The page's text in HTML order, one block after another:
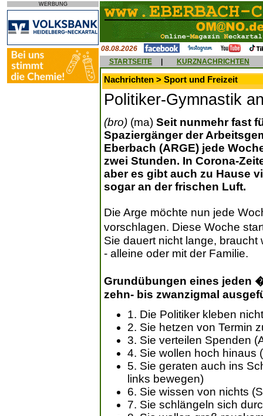
WERBUNG
08.08.2026
STARTSEITE
KURZNACHRICHTEN
Nachrichten > Sport und Freizeit
Politiker-Gymnastik
(bro) (ma) Seit nunmehr fast
Spaziergänger der
Eberbach (ARGE) jede
zwei Stunden. In Corona-
aber es gibt auch zu Hause
sogar an der frischen Luft.
Die Arge möchte nun jede
vorschlagen. Diese Woche
Sie dauert nicht lange,
- alleine oder mit der Familie.
Grundübungen eines jeden
zehn- bis zwanzigmal
1. Die Politiker kleben
2. Sie hetzen von Termin
3. Sie verteilen Spenden
4. Sie wollen hoch hinaus
5. Sie geraten auch ins
links bewegen)
6. Sie wissen von nichts
7. Sie schlängeln sich